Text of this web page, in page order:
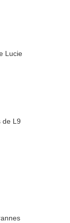
Lucie
de L9